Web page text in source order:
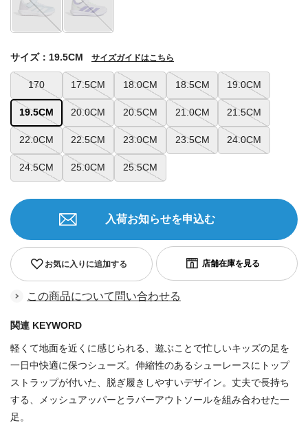
170 17.5CM 18.0CM 18.5CM 19.0CM
19.5CM 20.0CM 20.5CM 21.0CM 21.5CM
22.0CM 22.5CM 23.0CM 23.5CM 24.0CM
24.5CM 25.0CM 25.5CM
サイズ：19.5CM サイズガイドはこちら
お気に入りに追加する
入荷お知らせを申込む
この商品について問い合わせる
関連 KEYWORD
軽くて地面を近くに感じられる、遊ぶことで忙しいキッズの足を
一日中快適に保つシューズ。伸縮性のあるシューレースにトップ
ストラップが付いた、脱ぎ履きしやすいデザイン。丈夫で長持ち
する、メッシュアッパーとラバーアウトソールを組み合わせた一
足。